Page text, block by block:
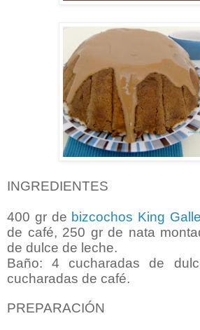
INGREDIENTES
400 gr de bizcochos King
de café, 250 gr de nata
de dulce de leche.
Baño: 4 cucharadas de
cucharadas de café.
PREPARACIÓN